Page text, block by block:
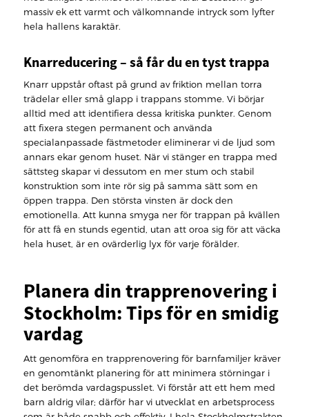
massiv ek ett varmt och välkomnande intryck som lyfter
hela hallens karaktär.
Knarreducering – så får du en tyst trappa
Knarr uppstår oftast på grund av friktion mellan torra
trädelar eller små glapp i trappans stomme. Vi börjar
alltid med att identifiera dessa kritiska punkter. Genom
att fixera stegen permanent och använda
specialanpassade fästmetoder eliminerar vi de ljud som
annars ekar genom huset. När vi stänger en trappa med
sättsteg skapar vi dessutom en mer stum och stabil
konstruktion som inte rör sig på samma sätt som en
öppen trappa. Den största vinsten är dock den
emotionella. Att kunna smyga ner för trappan på kvällen
för att få en stunds egentid, utan att oroa sig för att väcka
hela huset, är en ovärderlig lyx för varje förälder.
Planera din trapprenovering i
Stockholm: Tips för en smidig
vardag
Att genomföra en trapprenovering för barnfamiljer kräver
en genomtänkt planering för att minimera störningar i
det berömda vardagspusslet. Vi förstår att ett hem med
barn aldrig vilar; därför har vi utvecklat en arbetsprocess